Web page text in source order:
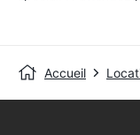
Accueil